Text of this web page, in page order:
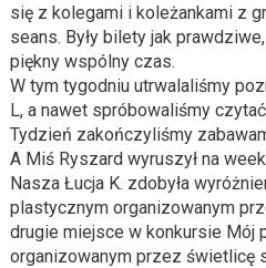
się z kolegami i koleżankami z
seans. Były bilety jak
piękny wspólny czas.
W tym tygodniu utrwalaliśmy
L, a nawet spróbowaliśmy
Tydzień zakończyliśmy
A Miś Ryszard wyruszył na
Nasza Łucja K. zdobyła
plastycznym organizowanym
drugie miejsce w konkursie Mój
organizowanym przez świetlicę